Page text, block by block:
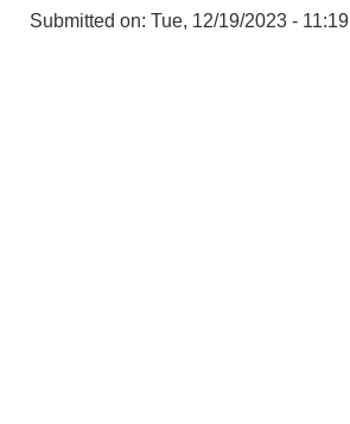
Submitted on: Tue, 12/19/2023 - 11:19